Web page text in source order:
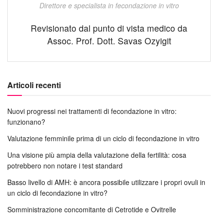
Direttore e specialista in fecondazione in vitro
Revisionato dal punto di vista medico da
Assoc. Prof. Dott. Savas Ozyigit
Articoli recenti
Nuovi progressi nei trattamenti di fecondazione in vitro:
funzionano?
Valutazione femminile prima di un ciclo di fecondazione in vitro
Una visione più ampia della valutazione della fertilità: cosa
potrebbero non notare i test standard
Basso livello di AMH: è ancora possibile utilizzare i propri ovuli in
un ciclo di fecondazione in vitro?
Somministrazione concomitante di Cetrotide e Ovitrelle